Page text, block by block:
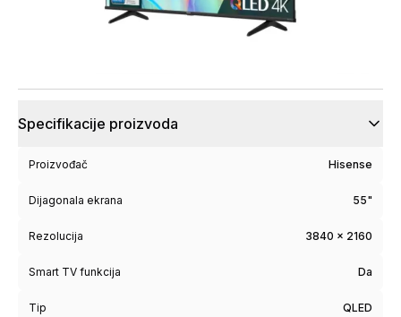
Specifikacije proizvoda
Proizvođač Hisense
Dijagonala ekrana 55"
Rezolucija 3840 x 2160
Smart TV funkcija Da
Tip QLED